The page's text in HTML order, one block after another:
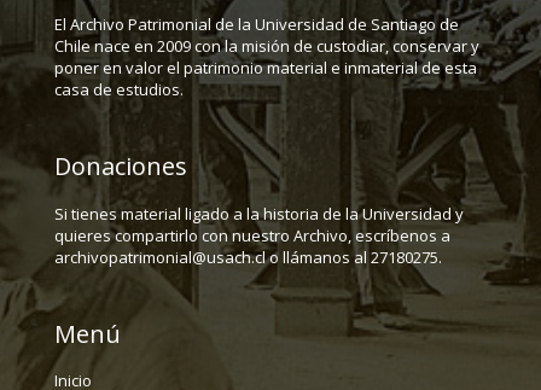
El Archivo Patrimonial de la Universidad de Santiago de
Chile nace en 2009 con la misión de custodiar, conservar y
poner en valor el patrimonio material e inmaterial de esta
casa de estudios.
Donaciones
Si tienes material ligado a la historia de la Universidad y
quieres compartirlo con nuestro Archivo, escríbenos a
archivopatrimonial@usach.cl o llámanos al 27180275.
Menú
Inicio